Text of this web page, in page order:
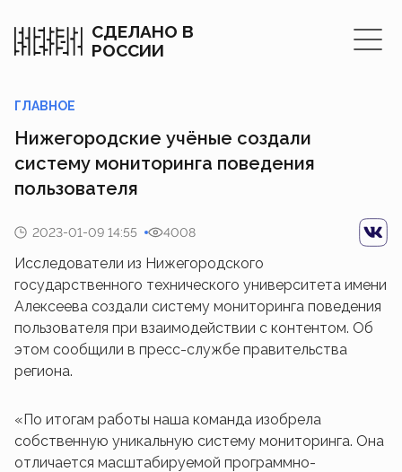
СДЕЛАНО В
РОССИИ
ГЛАВНОЕ
Нижегородские учёные создали
систему мониторинга поведения
пользователя
2023-01-09 14:55 4008
Исследователи из Нижегородского
государственного технического университета имени
Алексеева создали систему мониторинга поведения
пользователя при взаимодействии с контентом. Об
этом сообщили в пресс-службе правительства
региона.
«По итогам работы наша команда изобрела
собственную уникальную систему мониторинга. Она
отличается масштабируемой программно-